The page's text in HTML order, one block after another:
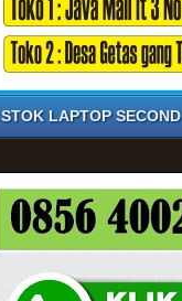
STOK LAPTOP SECOND